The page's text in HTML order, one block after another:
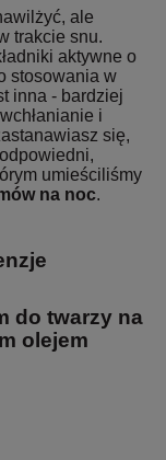
ale
trakcie snu.
aktywne o
stosowania w
inna - bardziej
i
się,
umieściliśmy
na noc.
do twarzy na
olejem